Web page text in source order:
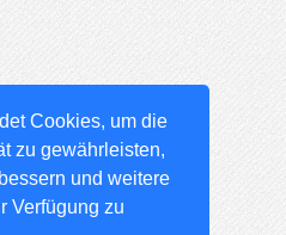
Cookies, um die
zu gewährleisten,
und weitere
Verfügung zu